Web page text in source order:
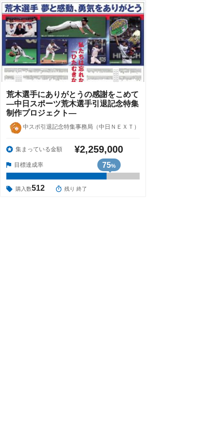
荒木選手にありがとうの感謝をこめて
―中日スポーツ荒木選手引退記念特集
制作プロジェクト―
中スポ引退記念特集事務局（中日ＮＥＸＴ）
集まっている金額 ¥2,259,000
目標達成率 75%
購入数512 残り 終了